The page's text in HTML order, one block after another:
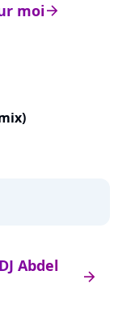
arrow_right
moi
arrow_right
Abdel